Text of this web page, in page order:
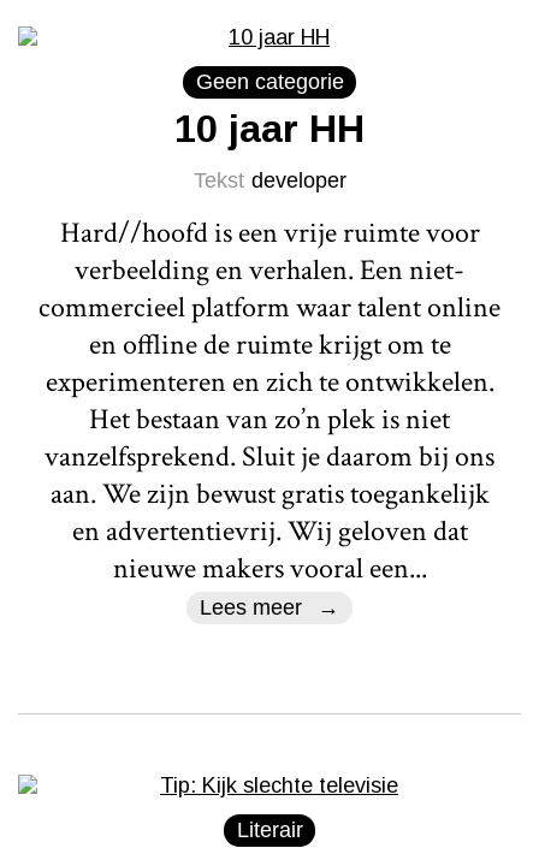
Geen categorie
10 jaar HH
Tekst developer
Hard//hoofd is een vrije ruimte voor
verbeelding en verhalen. Een niet-
commercieel platform waar talent online
en offline de ruimte krijgt om te
experimenteren en zich te ontwikkelen.
Het bestaan van zo’n plek is niet
vanzelfsprekend. Sluit je daarom bij ons
aan. We zijn bewust gratis toegankelijk
en advertentievrij. Wij geloven dat
nieuwe makers vooral een...
Lees meer
Literair